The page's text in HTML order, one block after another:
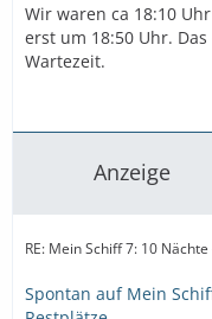
Wir waren ca 18:10
erst um 18:50 Uhr.
Wartezeit.
Anzeige
RE: Mein Schiff 7: 10
Spontan auf Mein